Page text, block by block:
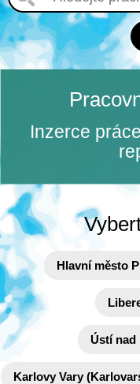
Inzerce
Hlavní město
Ústí nad
Karlovy Vary